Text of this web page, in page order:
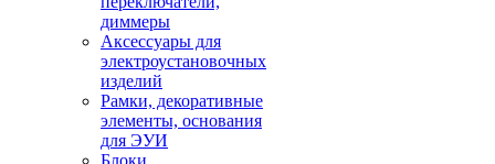
диммеры
Аксессуары для
электроустановочных
изделий
Рамки, декоративные
элементы, основания
для ЭУИ
Блоки